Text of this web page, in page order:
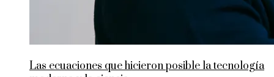
Las ecuaciones que hicieron posible la tecnología